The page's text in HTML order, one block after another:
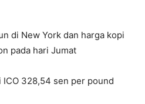
di New York dan harga kopi
pada hari Jumat
328,54 sen per pound